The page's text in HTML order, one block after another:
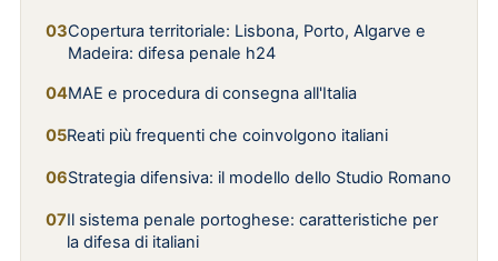
Copertura territoriale: Lisbona, Porto, Algarve e
Madeira: difesa penale h24
MAE e procedura di consegna all'Italia
Reati più frequenti che coinvolgono italiani
Strategia difensiva: il modello dello Studio Romano
Il sistema penale portoghese: caratteristiche per
la difesa di italiani